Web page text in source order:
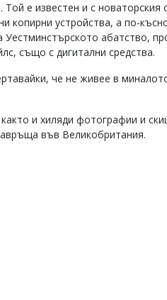
е известен и с новаторския
копирни устройства, а по-
Уестминстърското абатство,
също с дигитални средства.
че не живее в
и хиляди фотографии и
във Великобритания.